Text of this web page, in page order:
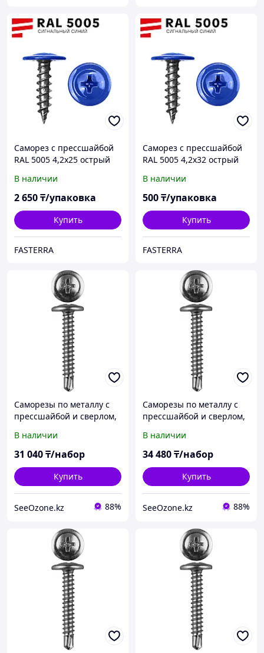
Саморез с прессшайбой
RAL 5005 4,2х25 острый
В наличии
2 650₸/упаковка
Купить
FASTERRA
Саморез с прессшайбой
RAL 5005 4,2х32 острый
В наличии
500₸/упаковка
Купить
FASTERRA
Саморезы по металлу с
прессшайбой и сверлом,
шт. (4-300210-42-051)
В наличии
31 040₸/набор
Купить
SeeOzone.kz 88%
Саморезы по металлу с
прессшайбой и сверлом,
шт. (4-300210-42-041)
В наличии
34 480₸/набор
Купить
SeeOzone.kz 88%